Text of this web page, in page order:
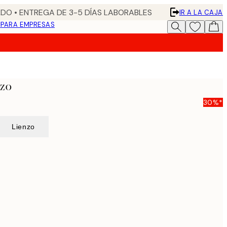
• ENTREGA DE 3-5 DÍAS LABORABLES
IR A LA CAJA
PARA EMPRESAS
30%*
Lienzo